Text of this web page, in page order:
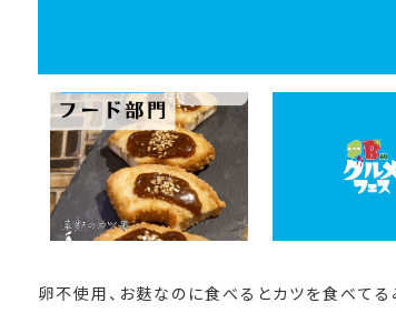
卵不使用、お麩なのに食べるとカツを食べてる